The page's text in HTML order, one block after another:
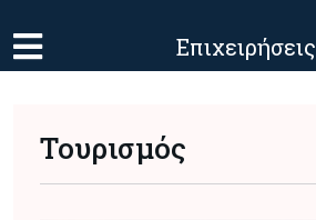
Επιχειρήσεις
Τουρισμός